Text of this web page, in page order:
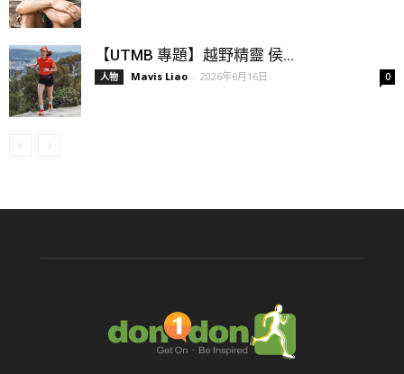
【UTMB 專題】越野精靈 侯...
人物 Mavis Liao - 2026年6月16日 0